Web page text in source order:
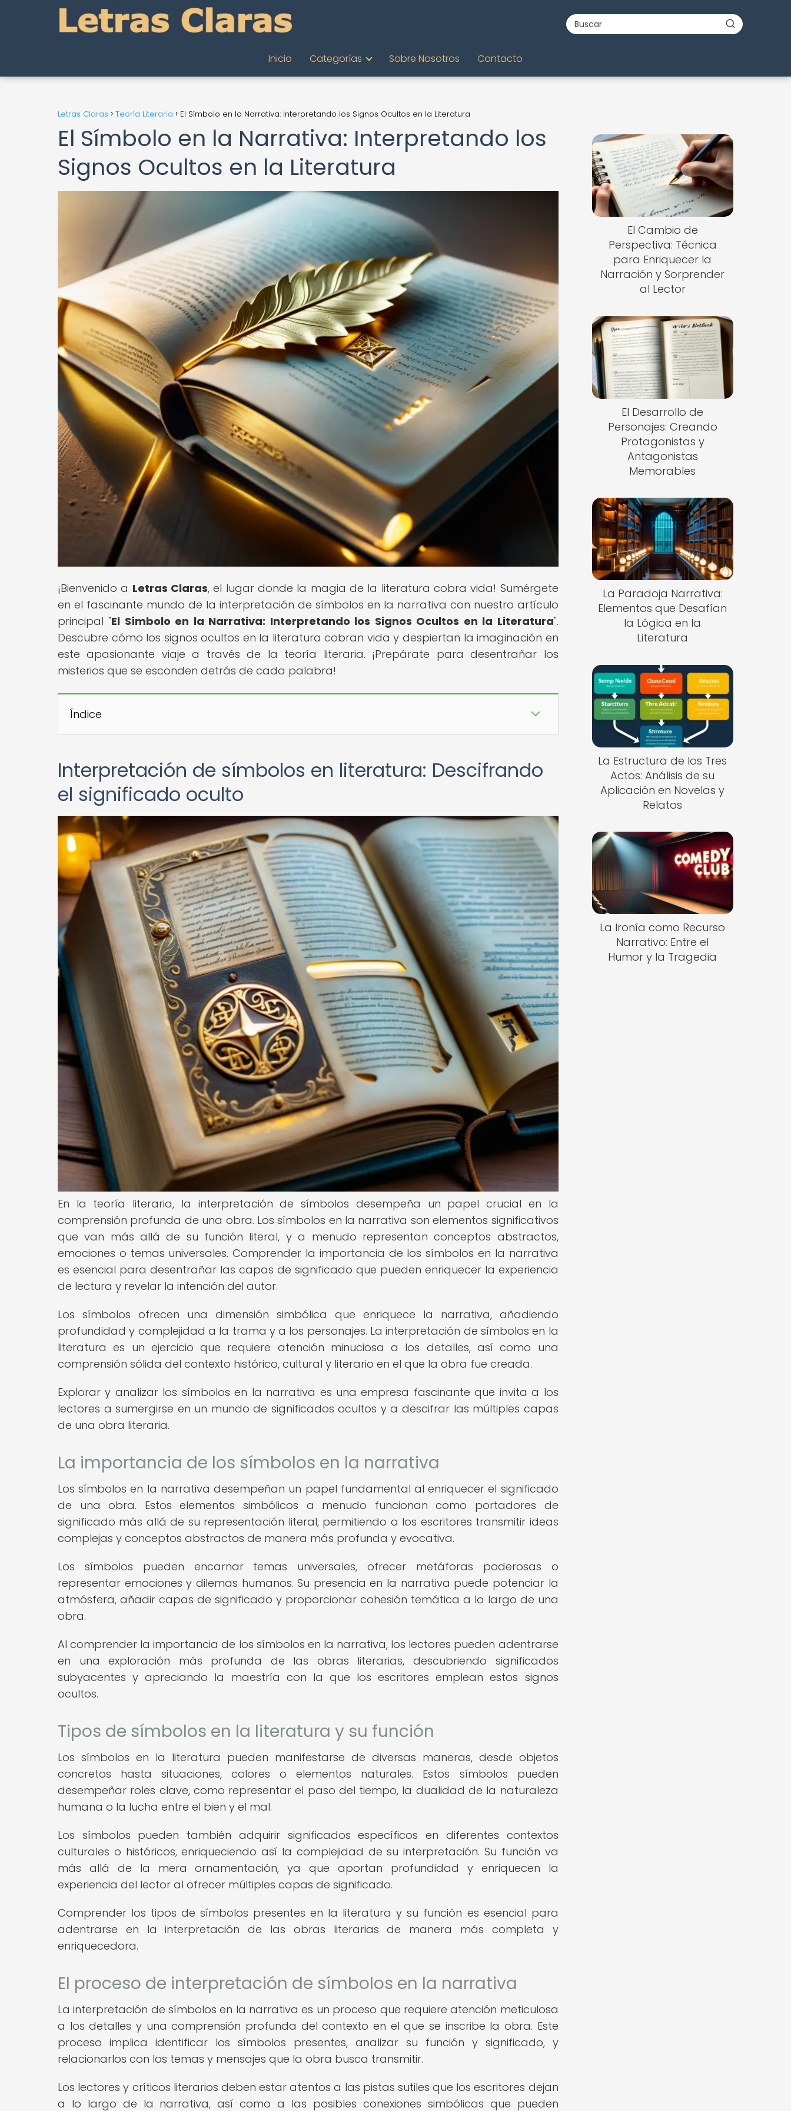
Inicio Categorías Sobre Nosotros Contacto
Letras Claras Teoría Literaria El Símbolo en la Narrativa: Interpretando los Signos Ocultos en la Literatura
El Símbolo en la Narrativa: Interpretando los
Signos Ocultos en la Literatura
¡Bienvenido a Letras Claras, el lugar donde la magia de la literatura cobra vida! Sumérgete
en el fascinante mundo de la interpretación de símbolos en la narrativa con nuestro artículo
principal "El Símbolo en la Narrativa: Interpretando los Signos Ocultos en la Literatura".
Descubre cómo los signos ocultos en la literatura cobran vida y despiertan la imaginación en
este apasionante viaje a través de la teoría literaria. ¡Prepárate para desentrañar los
misterios que se esconden detrás de cada palabra!
Índice
Interpretación de símbolos en literatura: Descifrando
el significado oculto
En la teoría literaria, la interpretación de símbolos desempeña un papel crucial en la
comprensión profunda de una obra. Los símbolos en la narrativa son elementos significativos
que van más allá de su función literal, y a menudo representan conceptos abstractos,
emociones o temas universales. Comprender la importancia de los símbolos en la narrativa
es esencial para desentrañar las capas de significado que pueden enriquecer la experiencia
de lectura y revelar la intención del autor.
Los símbolos ofrecen una dimensión simbólica que enriquece la narrativa, añadiendo
profundidad y complejidad a la trama y a los personajes. La interpretación de símbolos en la
literatura es un ejercicio que requiere atención minuciosa a los detalles, así como una
comprensión sólida del contexto histórico, cultural y literario en el que la obra fue creada.
Explorar y analizar los símbolos en la narrativa es una empresa fascinante que invita a los
lectores a sumergirse en un mundo de significados ocultos y a descifrar las múltiples capas
de una obra literaria.
La importancia de los símbolos en la narrativa
Los símbolos en la narrativa desempeñan un papel fundamental al enriquecer el significado
de una obra. Estos elementos simbólicos a menudo funcionan como portadores de
significado más allá de su representación literal, permitiendo a los escritores transmitir ideas
complejas y conceptos abstractos de manera más profunda y evocativa.
Los símbolos pueden encarnar temas universales, ofrecer metáforas poderosas o
representar emociones y dilemas humanos. Su presencia en la narrativa puede potenciar la
atmósfera, añadir capas de significado y proporcionar cohesión temática a lo largo de una
obra.
Al comprender la importancia de los símbolos en la narrativa, los lectores pueden adentrarse
en una exploración más profunda de las obras literarias, descubriendo significados
subyacentes y apreciando la maestría con la que los escritores emplean estos signos
ocultos.
Tipos de símbolos en la literatura y su función
Los símbolos en la literatura pueden manifestarse de diversas maneras, desde objetos
concretos hasta situaciones, colores o elementos naturales. Estos símbolos pueden
desempeñar roles clave, como representar el paso del tiempo, la dualidad de la naturaleza
humana o la lucha entre el bien y el mal.
Los símbolos pueden también adquirir significados específicos en diferentes contextos
culturales o históricos, enriqueciendo así la complejidad de su interpretación. Su función va
más allá de la mera ornamentación, ya que aportan profundidad y enriquecen la
experiencia del lector al ofrecer múltiples capas de significado.
Comprender los tipos de símbolos presentes en la literatura y su función es esencial para
adentrarse en la interpretación de las obras literarias de manera más completa y
enriquecedora.
El proceso de interpretación de símbolos en la narrativa
La interpretación de símbolos en la narrativa es un proceso que requiere atención meticulosa
a los detalles y una comprensión profunda del contexto en el que se inscribe la obra. Este
proceso implica identificar los símbolos presentes, analizar su función y significado, y
relacionarlos con los temas y mensajes que la obra busca transmitir.
Los lectores y críticos literarios deben estar atentos a las pistas sutiles que los escritores dejan
a lo largo de la narrativa, así como a las posibles conexiones simbólicas que pueden
El Cambio de
Perspectiva: Técnica
para Enriquecer la
Narración y Sorprender
al Lector
El Desarrollo de
Personajes: Creando
Protagonistas y
Antagonistas
Memorables
La Paradoja Narrativa:
Elementos que Desafían
la Lógica en la
Literatura
La Estructura de los Tres
Actos: Análisis de su
Aplicación en Novelas y
Relatos
La Ironía como Recurso
Narrativo: Entre el
Humor y la Tragedia